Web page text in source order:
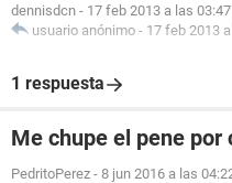
dennisdcn - 17 feb 2013 a las 03:47
usuario anónimo - 17 feb 2013
1 respuesta
Me chupe el pene
PedritoPerez - 8 jun 2016 a las